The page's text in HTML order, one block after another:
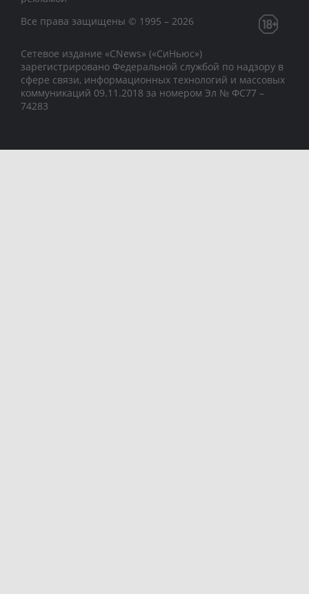
Все права защищены © 1995 – 2026
Сетевое издание «CNews» («СиНьюс»)
зарегистрировано Федеральной службой по надзору в
сфере связи, информационных технологий и массовых
коммуникаций 09.11.2018 за номером Эл № ФС77 –
74283